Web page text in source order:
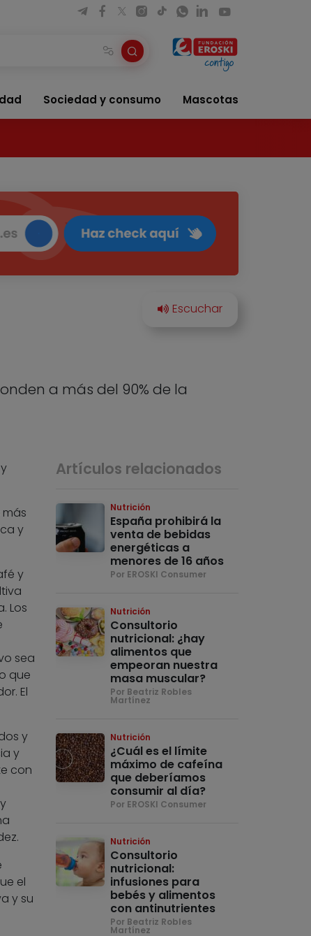
Sociedad y consumo Mascotas
a más del 90% de la
y
y
Los
sea
que
El
y
y
con
el
y su
Artículos relacionados
Nutrición
España prohibirá la
venta de bebidas
energéticas a
menores de 16 años
Por EROSKI Consumer
Nutrición
Consultorio
nutricional: ¿hay
alimentos que
empeoran nuestra
masa muscular?
Por Beatriz Robles
Martínez
Nutrición
¿Cuál es el límite
máximo de cafeína
que deberíamos
consumir al día?
Por EROSKI Consumer
Nutrición
Consultorio
nutricional:
infusiones para
bebés y alimentos
con antinutrientes
Por Beatriz Robles
Martínez